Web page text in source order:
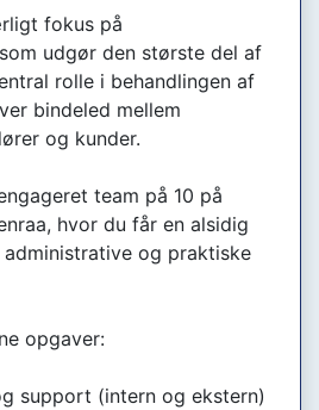
fokus på
udgør den største del af
rolle i behandlingen af
bindeled mellem
og kunder.
team på 10 på
hvor du får en alsidig
og praktiske
opgaver:
support (intern og ekstern)